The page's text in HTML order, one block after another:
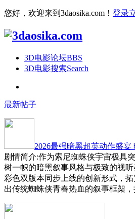
您好，欢迎来到3daosika.com！ 登录
3D电影论坛BBS
3D电影搜索Search
最新帖子
2026最强暗黑超英动作盛宴
剧情简介:作为索尼蜘蛛侠宇宙极具
树一帜的暗黑叙事风格与极致的视
彩色双版本同步上线的创新形式，
出传统蜘蛛侠青春热血的叙事框架，